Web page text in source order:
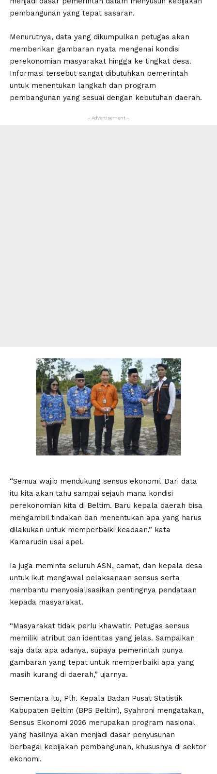
pembangunan yang tepat sasaran.
Menurutnya, data yang dikumpulkan petugas akan
memberikan gambaran nyata mengenai kondisi
perekonomian masyarakat hingga ke tingkat desa.
Informasi tersebut sangat dibutuhkan pemerintah
untuk menentukan langkah dan program
pembangunan yang sesuai dengan kebutuhan daerah.
- Advertisement -
“Semua wajib mendukung sensus ekonomi. Dari data
itu kita akan tahu sampai sejauh mana kondisi
perekonomian kita di Beltim. Baru kepala daerah bisa
mengambil tindakan dan menentukan apa yang harus
dilakukan untuk memperbaiki keadaan,” kata
Kamarudin usai apel.
Ia juga meminta seluruh ASN, camat, dan kepala desa
untuk ikut mengawal pelaksanaan sensus serta
membantu menyosialisasikan pentingnya pendataan
kepada masyarakat.
“Masyarakat tidak perlu khawatir. Petugas sensus
memiliki atribut dan identitas yang jelas. Sampaikan
saja data apa adanya, supaya pemerintah punya
gambaran yang tepat untuk memperbaiki apa yang
masih kurang di daerah,” ujarnya.
Sementara itu, Plh. Kepala Badan Pusat Statistik
Kabupaten Beltim (BPS Beltim), Syahroni mengatakan,
Sensus Ekonomi 2026 merupakan program nasional
yang hasilnya akan menjadi dasar penyusunan
berbagai kebijakan pembangunan, khususnya di sektor
ekonomi.